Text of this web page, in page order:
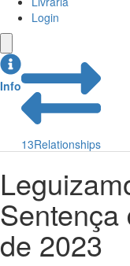
Login
Info
13Relationships
Sentença
de 2023